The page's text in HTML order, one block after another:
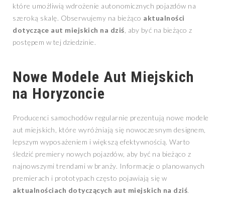
które umożliwią wdrożenie autonomicznych pojazdów na
szeroką skalę. Obserwujemy na bieżąco aktualności
dotyczące aut miejskich na dziś , aby być na bieżąco z
postępem w tej dziedzinie.
Nowe Modele Aut Miejskich
na Horyzoncie
Producenci samochodów regularnie prezentują nowe modele
aut miejskich, które wyróżniają się nowoczesnym designem,
lepszym wyposażeniem i większą efektywnością. Warto
śledzić premiery nowych pojazdów, aby być na bieżąco z
najnowszymi trendami w branży. Informacje o planowanych
premierach i prototypach często pojawiają się w
aktualnościach dotyczących aut miejskich na dziś.